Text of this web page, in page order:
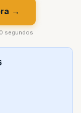
→
segundos